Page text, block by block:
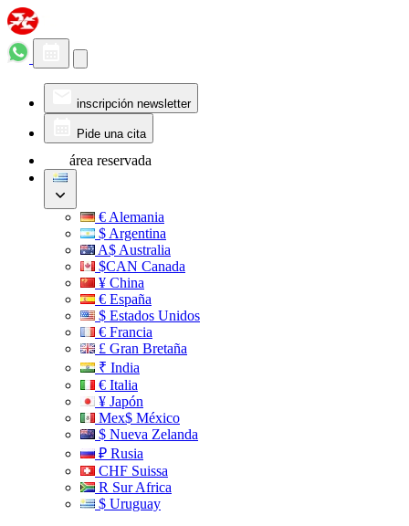
inscripción newsletter
Pide una cita
área reservada
€ Alemania
$ Argentina
A$ Australia
$CAN Canada
¥ China
€ España
$ Estados Unidos
€ Francia
£ Gran Bretaña
₹ India
€ Italia
¥ Japón
Mex$ México
$ Nueva Zelanda
₽ Rusia
CHF Suissa
R Sur Africa
$ Uruguay